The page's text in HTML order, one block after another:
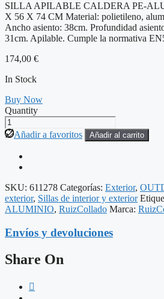
SILLA APILABLE CALDERA PE-
X 56 X 74 CM Material: polietileno,
Ancho asiento: 38cm. Profundidad
31cm. Apilable. Cumple la normativa
174,00 €
In Stock
Buy Now
Quantity
SILLA
APILABLE
CALDERA
ALUMINIO
57,50
X
56
74
CM
Añadir a favoritos Añadir al carrito
SKU: 611278 Categorías: Exterior,
exterior, Sillas de interior y exterior
ALUMINIO, RuizCollado Marca:
Envíos y devoluciones
Share On